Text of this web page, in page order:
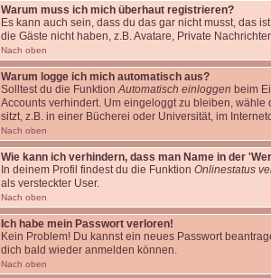
Warum muss ich mich überhaut registrieren?
Es kann auch sein, dass du das gar nicht musst, das
die Gäste nicht haben, z.B. Avatare, Private
Nach oben
Warum logge ich mich automatisch aus?
Solltest du die FunktionAutomatisch einloggen beim
Accounts verhindert. Um eingeloggt zu bleiben,
sitzt, z.B. in einer Bücherei oder Universität, im
Nach oben
Wie kann ich verhindern, dass man Name in der
In deinem Profil findest du die Funktion Onlinestatus
als versteckter User.
Nach oben
Ich habe mein Passwort verloren!
Kein Problem! Du kannst ein neues Passwort
dich bald wieder anmelden können.
Nach oben